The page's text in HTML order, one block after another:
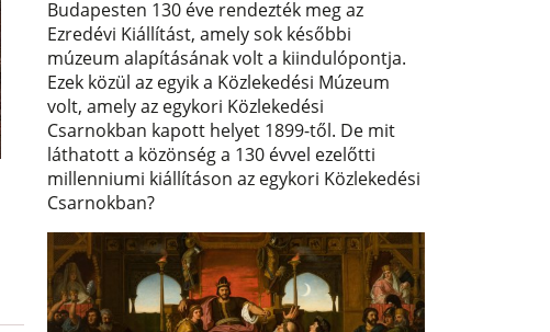
Budapesten 130 éve rendezték meg az
Ezredévi Kiállítást, amely sok későbbi
múzeum alapításának volt a kiindulópontja.
Ezek közül az egyik a Közlekedési Múzeum
volt, amely az egykori Közlekedési
Csarnokban kapott helyet 1899-től. De mit
láthatott a közönség a 130 évvel ezelőtti
millenniumi kiállításon az egykori Közlekedési
Csarnokban?